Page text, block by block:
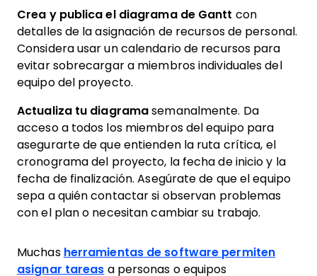
Crea y publica el diagrama de Gantt con
detalles de la asignación de recursos de personal.
Considera usar un calendario de recursos para
evitar sobrecargar a miembros individuales del
equipo del proyecto.
Actualiza tu diagrama semanalmente. Da
acceso a todos los miembros del equipo para
asegurarte de que entienden la ruta crítica, el
cronograma del proyecto, la fecha de inicio y la
fecha de finalización. Asegúrate de que el equipo
sepa a quién contactar si observan problemas
con el plan o necesitan cambiar su trabajo.
Muchas herramientas de software permiten
asignar tareas a personas o equipos